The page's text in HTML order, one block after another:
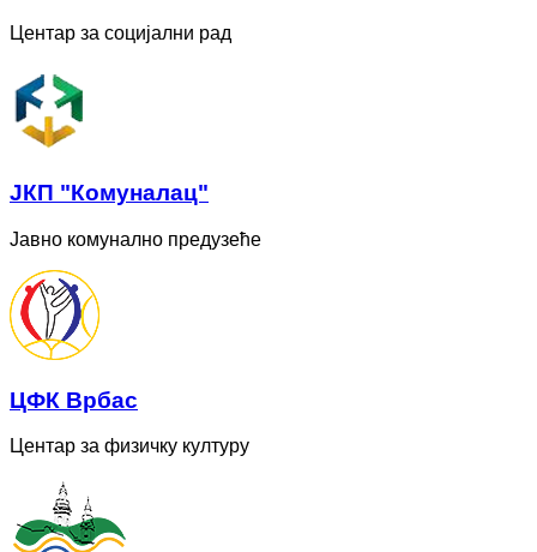
Центар за социјални рад
ЈКП "Комуналац"
Јавно комунално предузеће
ЦФК Врбас
Центар за физичку културу